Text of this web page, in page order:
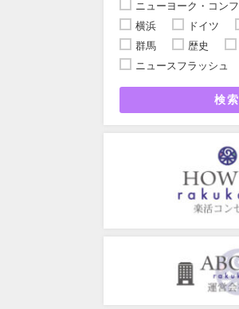
ニューヨーク・コン
横浜
ドイツ
群馬
歴史
ニュースフラッシュ
検索